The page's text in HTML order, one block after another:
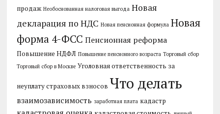
продаж Необоснованная налоговая выгода Новая
декларация по НДС Новая пенсионная формула Новая
форма 4-ФСС Пенсионная реформа
Повышение НДФЛ Повышение пенсионного возраста Торговый сбор
Торговый сбор в Москве Уголовная ответственность за
неуплату страховых взносов Что делать
взаимозависимость заработная плата кадастр